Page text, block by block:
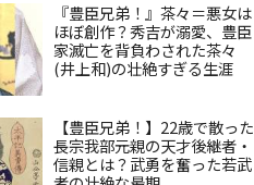
『豊臣兄弟！』茶々＝悪女は
ほぼ創作？秀吉が溺愛、豊臣
家滅亡を背負わされた茶々
(井上和)の壮絶すぎる生涯
【豊臣兄弟！】22歳で散った
長宗我部元親の天才後継者・
信親とは？武勇を奮った若武